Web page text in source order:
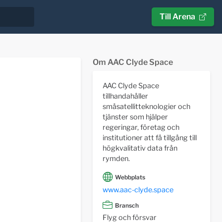
Till Arena
Om AAC Clyde Space
AAC Clyde Space
tillhandahåller
småsatellitteknologier och
tjänster som hjälper
regeringar, företag och
institutioner att få tillgång till
högkvalitativ data från
rymden.
Webbplats
www.aac-clyde.space
Bransch
Flyg och försvar